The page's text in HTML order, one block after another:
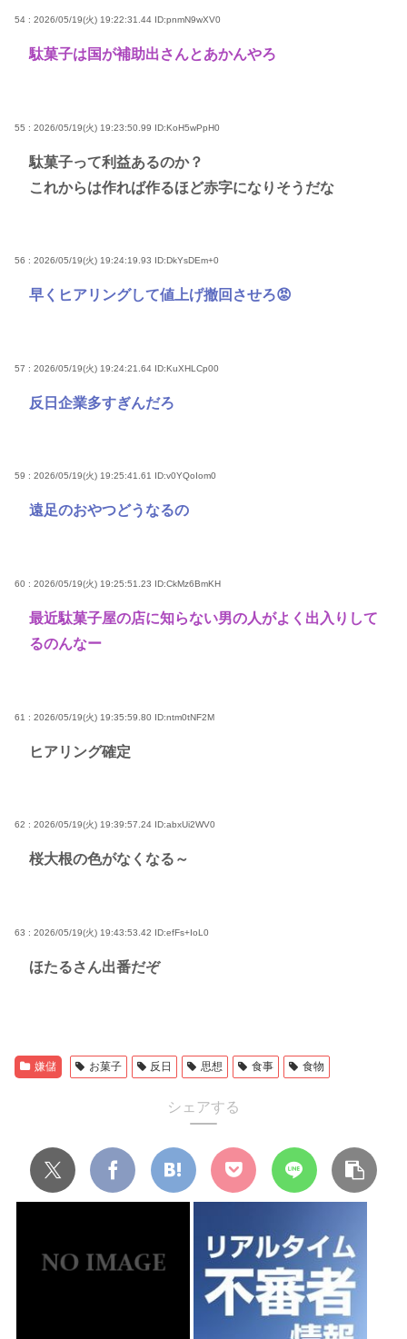
54 : 2026/05/19(火) 19:22:31.44 ID:pnmN9wXV0
駄菓子は国が補助出さんとあかんやろ
55 : 2026/05/19(火) 19:23:50.99 ID:KoH5wPpH0
駄菓子って利益あるのか？
これからは作れば作るほど赤字になりそうだな
56 : 2026/05/19(火) 19:24:19.93 ID:DkYsDEm+0
早くヒアリングして値上げ撤回させろ😡
57 : 2026/05/19(火) 19:24:21.64 ID:KuXHLCp00
反日企業多すぎんだろ
59 : 2026/05/19(火) 19:25:41.61 ID:v0YQoIom0
遠足のおやつどうなるの
60 : 2026/05/19(火) 19:25:51.23 ID:CkMz6BmKH
最近駄菓子屋の店に知らない男の人がよく出入りして
るのんなー
61 : 2026/05/19(火) 19:35:59.80 ID:ntm0tNF2M
ヒアリング確定
62 : 2026/05/19(火) 19:39:57.24 ID:abxUi2WV0
桜大根の色がなくなる～
63 : 2026/05/19(火) 19:43:53.42 ID:efFs+IoL0
ほたるさん出番だぞ
嫌儲 お菓子 反日 思想 食事 食物
シェアする